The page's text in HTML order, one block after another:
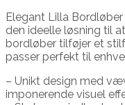
Elegant Lilla
den ideelle løsning til
bordløber tilføjer et
passer perfekt til
– Unikt design med
imponerende visuel